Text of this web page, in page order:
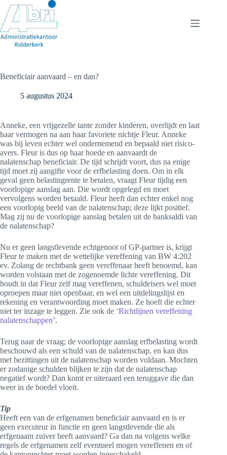
naar
de
inhoud
Beneficiair aanvaard – en dan?
5 augustus 2024
Anneke, een vrijgezelle tante zonder kinderen, overlijdt en laat
haar vermogen na aan haar favoriete nichtje Fleur. Anneke
was bij leven echter wel ondernemend en bepaald niet risico-
avers. Fleur is dus op haar hoede en aanvaardt de
nalatenschap beneficiair. De tijd schrijdt voort, dus na enige
tijd moet zij aangifte voor de erfbelasting doen. Om in elk
geval geen belastingrente te betalen, vraagt Fleur tijdig een
voorlopige aanslag aan. Die wordt opgelegd en moet
vervolgens worden betaald. Fleur heeft dan echter enkel nog
een voorlopig beeld van de nalatenschap; deze lijkt positief.
Mag zij nu de voorlopige aanslag betalen uit de banksaldi van
de nalatenschap?
Nu er geen langstlevende echtgenoot of GP-partner is, krijgt
Fleur te maken met de wettelijke vereffening van BW 4:202
ev. Zolang de rechtbank geen vereffenaar heeft benoemd, kan
worden volstaan met de zogenoemde lichte vereffening. Dit
houdt in dat Fleur zelf mag vereffenen, schuldeisers wel moet
oproepen maar niet openbaar, en wel een uitdelingslijst en
rekening en verantwoording moet maken. Ze hoeft die echter
niet ter inzage te leggen. Zie ook de ‘Richtlijnen vereffening
nalatenschappen’.
Terug naar de vraag; de voorlopige aanslag erfbelasting wordt
beschouwd als een schuld van de nalatenschap, en kan dus
met bezittingen uit de nalatenschap worden voldaan. Mochten
er zodanige schulden blijken te zijn dat de nalatenschap
negatief wordt? Dan komt er uiteraard een teruggave die dan
weer in de boedel vloeit.
Tip
Heeft een van de erfgenamen beneficiair aanvaard en is er
geen executeur in functie en geen langstlevende die als
erfgenaam zuiver heeft aanvaard? Ga dan na volgens welke
regels de erfgenamen zelf eventueel mogen vereffenen en of